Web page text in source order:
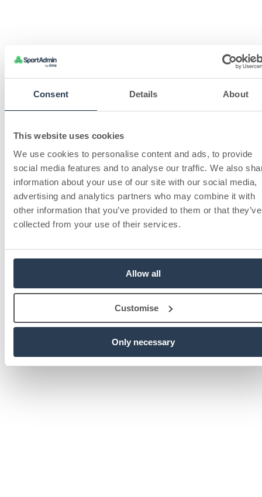
Consent Details About
This website uses cookies
We use cookies to personalise content and ads, to provide
social media features and to analyse our traffic. We also
information about your use of our site with our social media,
advertising and analytics partners who may combine it with
other information that you’ve provided to them or that they’ve
collected from your use of their services.
Allow all
Customise
Only necessary